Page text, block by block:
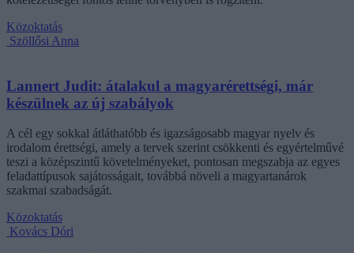
Közoktatás
Szöllősi Anna
Lannert Judit: átalakul a magyarérettségi, már
készülnek az új szabályok
A cél egy sokkal átláthatóbb és igazságosabb magyar nyelv és
irodalom érettségi, amely a tervek szerint csökkenti és egyértelművé
teszi a középszintű követelményeket, pontosan megszabja az egyes
feladattípusok sajátosságait, továbbá növeli a magyartanárok
szakmai szabadságát.
Közoktatás
Kovács Dóri